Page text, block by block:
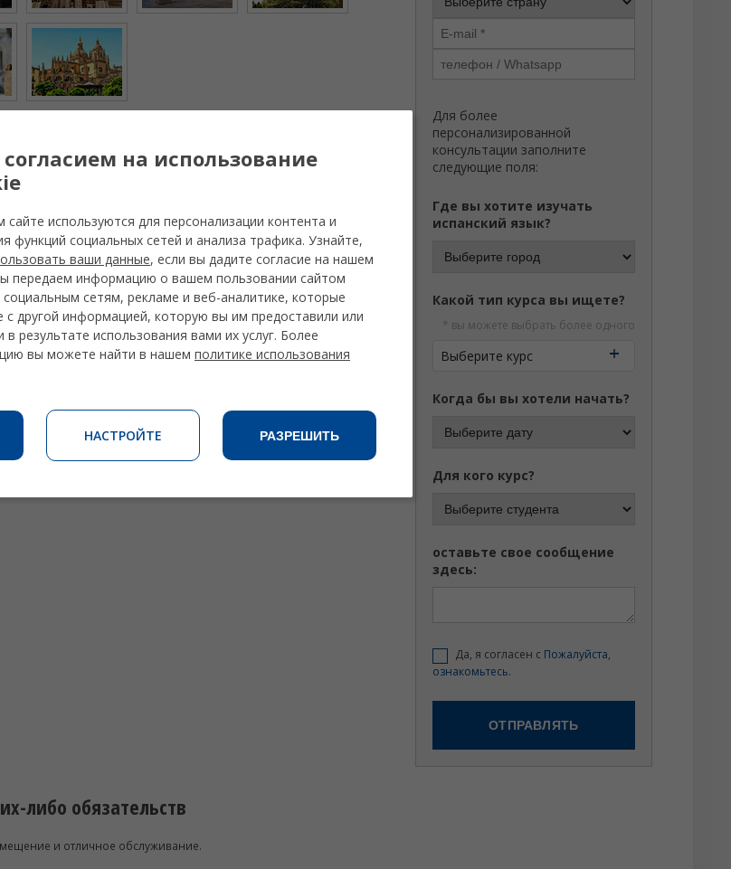
Для более
персонализированной
консультации заполните
следующие поля:
Где вы хотите изучать
испанский язык?
Какой тип курса вы ищете?
* вы можете выбрать более одного
Выберите курс
Когда бы вы хотели начать?
Для кого курс?
оставьте свое сообщение
здесь:
Да, я согласен с Пожалуйста,
ознакомьтесь.
либо обязательств
и отличное обслуживание.
на использование
используются для персонализации контента и
функций социальных сетей и анализа трафика. Узнайте,
ваши данные, если вы дадите согласие на нашем
передаем информацию о вашем пользовании сайтом
сетям, рекламе и веб-аналитике, которые
с другой информацией, которую вы им предоставили или
результате использования вами их услуг. Более
вы можете найти в нашем политике использования
НАСТРОЙТЕ РАЗРЕШИТЬ